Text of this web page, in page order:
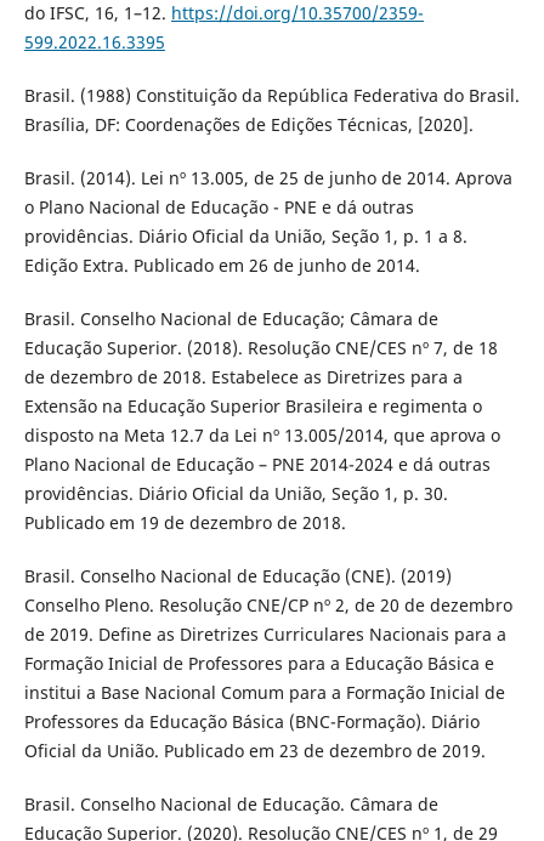
do IFSC, 16, 1–12. https://doi.org/10.35700/2359-
599.2022.16.3395
Brasil. (1988) Constituição da República Federativa do Brasil.
Brasília, DF: Coordenações de Edições Técnicas, [2020].
Brasil. (2014). Lei nº 13.005, de 25 de junho de 2014. Aprova
o Plano Nacional de Educação - PNE e dá outras
providências. Diário Oficial da União, Seção 1, p. 1 a 8.
Edição Extra. Publicado em 26 de junho de 2014.
Brasil. Conselho Nacional de Educação; Câmara de
Educação Superior. (2018). Resolução CNE/CES nº 7, de 18
de dezembro de 2018. Estabelece as Diretrizes para a
Extensão na Educação Superior Brasileira e regimenta o
disposto na Meta 12.7 da Lei nº 13.005/2014, que aprova o
Plano Nacional de Educação – PNE 2014-2024 e dá outras
providências. Diário Oficial da União, Seção 1, p. 30.
Publicado em 19 de dezembro de 2018.
Brasil. Conselho Nacional de Educação (CNE). (2019)
Conselho Pleno. Resolução CNE/CP nº 2, de 20 de dezembro
de 2019. Define as Diretrizes Curriculares Nacionais para a
Formação Inicial de Professores para a Educação Básica e
institui a Base Nacional Comum para a Formação Inicial de
Professores da Educação Básica (BNC-Formação). Diário
Oficial da União. Publicado em 23 de dezembro de 2019.
Brasil. Conselho Nacional de Educação. Câmara de
Educação Superior. (2020). Resolução CNE/CES nº 1, de 29